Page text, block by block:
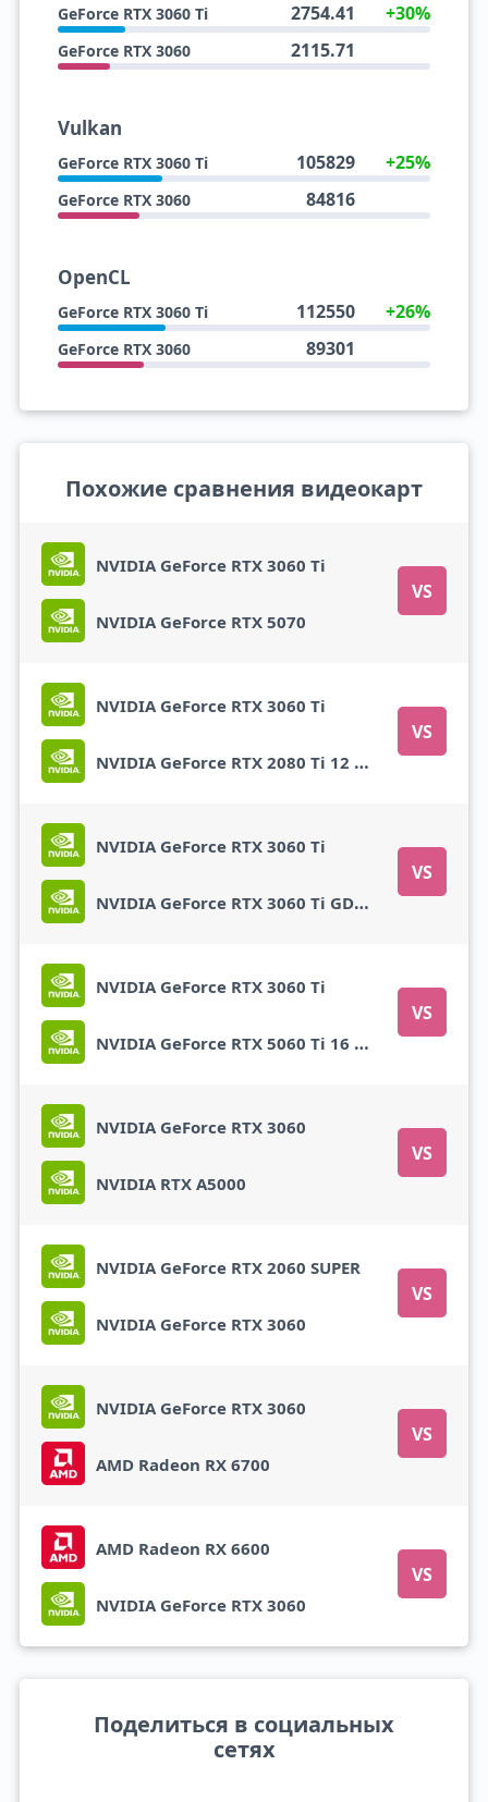
GeForce RTX 3060 Ti 2754.41 +30%
GeForce RTX 3060 2115.71
Vulkan
GeForce RTX 3060 Ti 105829 +25%
GeForce RTX 3060 84816
OpenCL
GeForce RTX 3060 Ti 112550 +26%
GeForce RTX 3060 89301
Похожие сравнения видеокарт
NVIDIA GeForce RTX 3060 Ti
VS
NVIDIA GeForce RTX 5070
NVIDIA GeForce RTX 3060 Ti
VS
NVIDIA GeForce RTX 2080 Ti 12 GB
NVIDIA GeForce RTX 3060 Ti
VS
NVIDIA GeForce RTX 3060 Ti GDDR6X
NVIDIA GeForce RTX 3060 Ti
VS
NVIDIA GeForce RTX 5060 Ti 16 GB
NVIDIA GeForce RTX 3060
VS
NVIDIA RTX A5000
NVIDIA GeForce RTX 2060 SUPER
VS
NVIDIA GeForce RTX 3060
NVIDIA GeForce RTX 3060
VS
AMD Radeon RX 6700
AMD Radeon RX 6600
VS
NVIDIA GeForce RTX 3060
Поделиться в социальных
сетях